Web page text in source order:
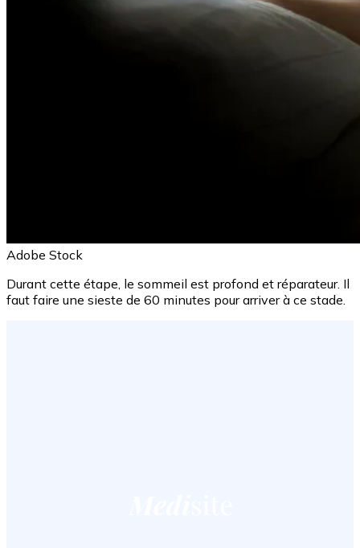
Adobe Stock
Durant cette étape, le sommeil est profond et réparateur. Il
faut faire une sieste de 60 minutes pour arriver à ce stade.